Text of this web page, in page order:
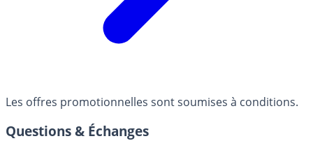
Les offres promotionnelles sont soumises à conditions.
Questions & Échanges